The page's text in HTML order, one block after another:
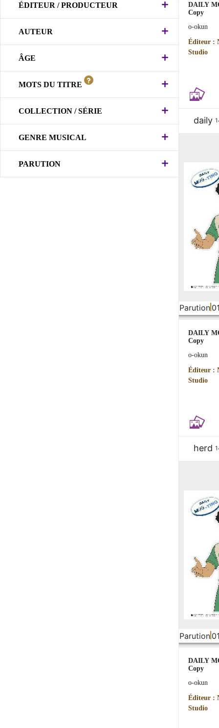
ÉDITEUR / PRODUCTEUR
AUTEUR
ÂGE
MOTS DU TITRE
COLLECTION / SÉRIE
GENRE MUSICAL
PARUTION
DAILY
Copy
o-okun
Éditeur :
Studio
daily
Parution
DAILY
Copy
o-okun
Éditeur :
Studio
herd
Parution
DAILY
Copy
o-okun
Éditeur :
Studio